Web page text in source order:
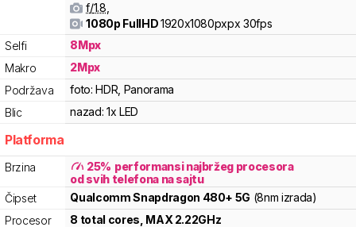
f/1.8
1080p FullHD1920x1080pxpx30fps
Selfi
8Mpx
Makro
2Mpx
Podržava
foto: HDR, Panorama
Blic
nazad: 1x LED
Platforma
Brzina 25% performansi najbržeg procesora
od svih telefona na sajtu
Čipset
QualcommSnapdragon 480+ 5G (8nm izrada)
Procesor
8 total cores , MAX 2.22GHz